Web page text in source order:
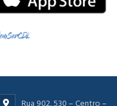
Rua 902, 530 – Centro –